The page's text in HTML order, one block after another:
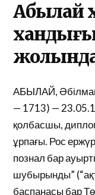
Абылай
АБЫЛАЙ,
— 1713) —
қолбасшы,
ұрпағы. Рос
познал бар
шубырынды”
баспанасы бар